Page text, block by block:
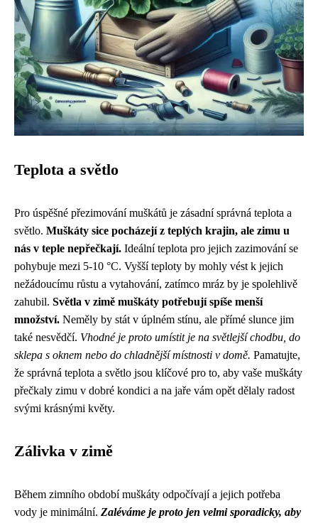
Teplota a světlo
Pro úspěšné přezimování muškátů je zásadní správná teplota a
světlo. Muškáty sice pocházejí z teplých krajin, ale zimu u
nás v teple nepřečkají. Ideální teplota pro jejich zazimování se
pohybuje mezi 5-10 °C. Vyšší teploty by mohly vést k jejich
nežádoucímu růstu a vytahování, zatímco mráz by je spolehlivě
zahubil. Světla v zimě muškáty potřebují spíše menší
množství. Neměly by stát v úplném stínu, ale přímé slunce jim
také nesvědčí. Vhodné je proto umístit je na světlejší chodbu, do
sklepa s oknem nebo do chladnější místnosti v domě. Pamatujte,
že správná teplota a světlo jsou klíčové pro to, aby vaše muškáty
přečkaly zimu v dobré kondici a na jaře vám opět dělaly radost
svými krásnými květy.
Zálivka v zimě
Během zimního období muškáty odpočívají a jejich potřeba
vody je minimální. Zaléváme je proto jen velmi sporadicky, aby